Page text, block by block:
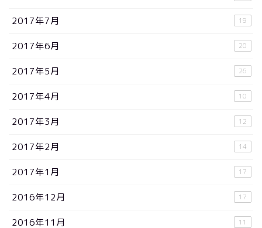
2017年7月 19
2017年6月 20
2017年5月 26
2017年4月 10
2017年3月 12
2017年2月 14
2017年1月 17
2016年12月 17
2016年11月 11